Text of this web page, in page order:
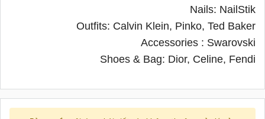
Nails: NailStik
Outfits: Calvin Klein, Pinko, Ted Baker
Accessories : Swarovski
Shoes & Bag: Dior, Celine, Fendi